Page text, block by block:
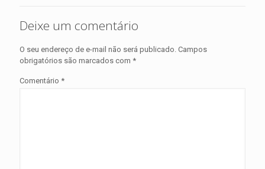
Deixe um comentário
O seu endereço de e-mail não será publicado. Campos
obrigatórios são marcados com *
Comentário *